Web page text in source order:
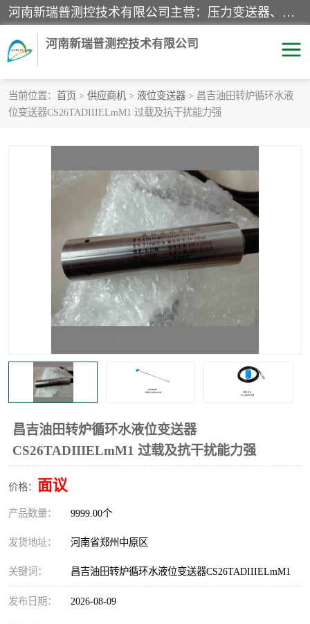
河南新瑞普测控技术有限公司主营：压力变送器、液位变送器、差压变送器、雷达料位计、电容物位计、温度显示控制仪表、电量变送器、流量计、工业自动化系统成套设备。
河南新瑞普测控技术有限公司
当前位置： 首页 > 供应商机 > 液位变送器 > 昌吉油田转炉循环水液
位变送器CS26TADIIIELmM1 过载及抗干扰能力强
昌吉油田转炉循环水液位变送器
CS26TADIIIELmM1 过载及抗干扰能力强
价格： 面议
产品数量： 9999.00个
发货地址： 河南省郑州中原区
关键词： 昌吉油田转炉循环水液位变送器CS26TADIIIELmM1
发布日期： 2026-08-09
霍尼韦尔压力变送器 CS系列变送器
液位变送器 雷达料位计
标准型工业压力变送器 罐旁显示仪
差压变送器 温度传感器变送器
压力变送器 电容物位计
温度显示控制仪表 电量变送器
流量计 工业自动化系统成套设备